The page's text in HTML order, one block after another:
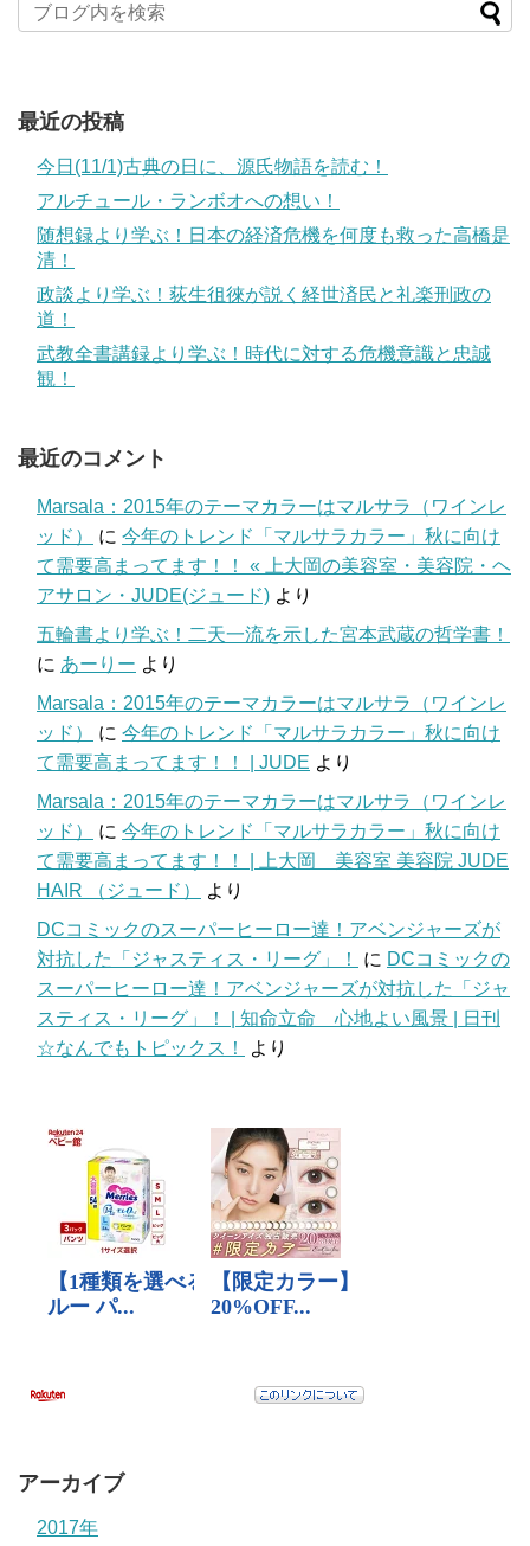
最近の投稿
今日(11/1)古典の日に、源氏物語を読む！
アルチュール・ランボオへの想い！
随想録より学ぶ！日本の経済危機を何度も救った高橋是
清！
政談より学ぶ！荻生徂徠が説く経世済民と礼楽刑政の
道！
武教全書講録より学ぶ！時代に対する危機意識と忠誠
観！
最近のコメント
Marsala：2015年のテーマカラーはマルサラ（ワインレ
ッド）
に 今年のトレンド「マルサラカラー」秋に向け
て需要高まってます！！ « 上大岡の美容室・美容院・ヘ
アサロン・JUDE(ジュード) より
五輪書より学ぶ！二天一流を示した宮本武蔵の哲学書！
に あーりー より
Marsala：2015年のテーマカラーはマルサラ（ワインレ
ッド）
に 今年のトレンド「マルサラカラー」秋に向け
て需要高まってます！！ | JUDE より
Marsala：2015年のテーマカラーはマルサラ（ワインレ
ッド）
に 今年のトレンド「マルサラカラー」秋に向け
て需要高まってます！！ | 上大岡 美容室 美容院 JUDE
HAIR （ジュード）
より
DCコミックのスーパーヒーロー達！アベンジャーズが
対抗した「ジャスティス・リーグ」！
に DCコミックの
スーパーヒーロー達！アベンジャーズが対抗した「ジャ
スティス・リーグ」！ | 知命立命 心地よい風景 | 日刊
☆なんでもトピックス！
より
アーカイブ
2017年